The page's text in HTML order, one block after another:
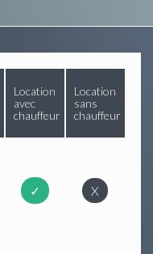
Location
avec
chauffeur
Location
sans
chauffeur
✓ X